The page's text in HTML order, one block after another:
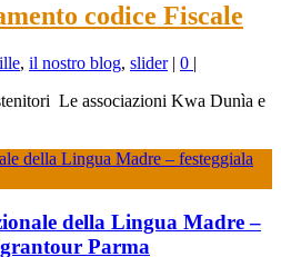
codice Fiscale
, il nostro blog, slider| 0 |
Le associazioni Kwa Dunìa e
della Lingua Madre –
Parma